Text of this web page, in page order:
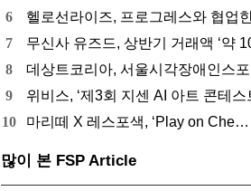
6
헬로선라이즈, 프로그레스와 협업한
7
무신사 유즈드, 상반기 거래액 ‘약 10배
8
데상트코리아, 서울시각장애인스포츠연맹에
9
위비스, ‘제3회 지센 AI 아트 콘테
10
​마리떼 X 레스포색, ‘Play on Che…
많이 본 FSP Article